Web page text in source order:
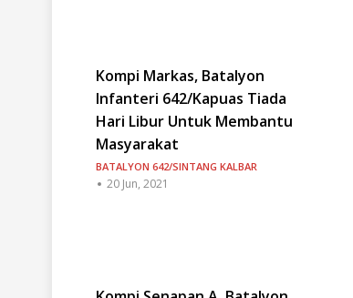
Kompi Markas, Batalyon
Infanteri 642/Kapuas Tiada
Hari Libur Untuk Membantu
Masyarakat
BATALYON 642/SINTANG KALBAR
20 Jun, 2021